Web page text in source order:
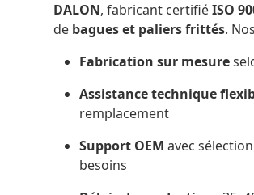
DALON, fabricant certifiéISO
de bagues et paliers frittés.
Fabrication sur mesure
Assistance technique
remplacement
Support OEM avec
besoins